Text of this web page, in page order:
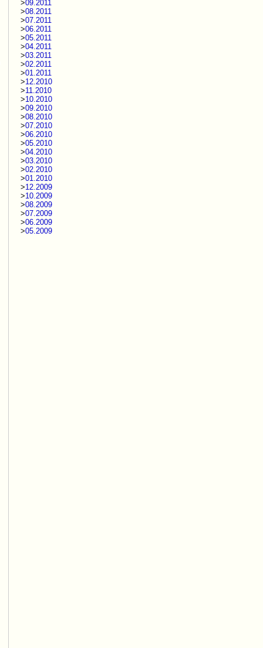
>09.2011
>08.2011
>07.2011
>06.2011
>05.2011
>04.2011
>03.2011
>02.2011
>01.2011
>12.2010
>11.2010
>10.2010
>09.2010
>08.2010
>07.2010
>06.2010
>05.2010
>04.2010
>03.2010
>02.2010
>01.2010
>12.2009
>10.2009
>08.2009
>07.2009
>06.2009
>05.2009